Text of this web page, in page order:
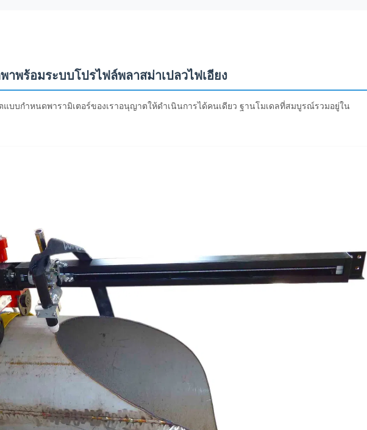
พร้อมระบบโปรไฟล์พลาสม่าเปลวไฟเอียง
แบบกำหนดพารามิเตอร์ของเราอนุญาตให้ดำเนินการได้คนเดียว ฐานโมเดลที่สมบูรณ์รวมอยู่ใน